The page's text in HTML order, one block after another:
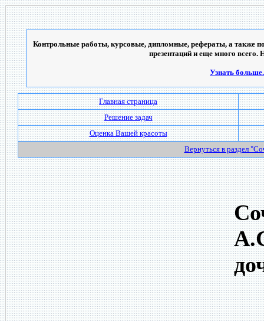
Контрольные работы, курсовые, дипломные, рефераты, а также
презентаций и еще много всего.
Узнать
Главная страница
Решение задач
Оценка Вашей красоты
Вернуться в раздел